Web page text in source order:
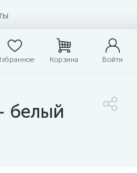
Корзина Войти
белый